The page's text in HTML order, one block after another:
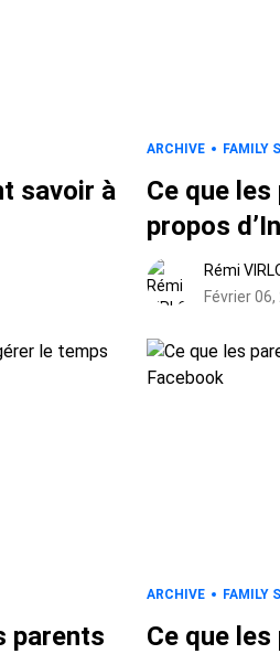
savoir à
ARCHIVE FAMILY
Ce que
propos
Rémi
Février 06,
parents
ARCHIVE FAMILY
Ce que